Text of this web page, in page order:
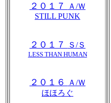
２０１７
Ａ/Ｗ
STILL PUNK
２０１７ Ｓ/Ｓ
LESS THAN HUMAN
２０１６
Ａ/Ｗ
ほほろぐ